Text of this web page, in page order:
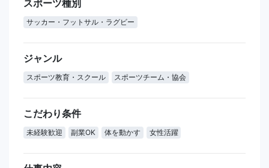
スポーツ種別
サッカー・フットサル・ラグビー
ジャンル
スポーツ教育・スクール スポーツチーム・協会
こだわり条件
未経験歓迎 副業OK 体を動かす 女性活躍